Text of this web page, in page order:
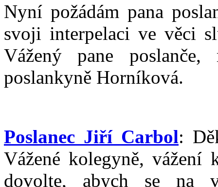
Nyní požádám pana
svoji interpelaci ve věci
Vážený pane
poslankyně Horníková.
Poslanec Jiří Carbol:
Vážené kolegyně, vážení
dovolte, abych se na